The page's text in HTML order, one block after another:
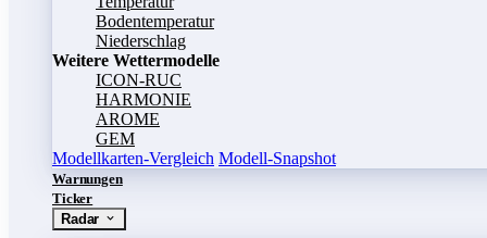
Bodentemperatur
Niederschlag
Weitere Wettermodelle
ICON-RUC
HARMONIE
AROME
GEM
Modellkarten-Vergleich Modell-Snapshot
Warnungen
Ticker
Radar